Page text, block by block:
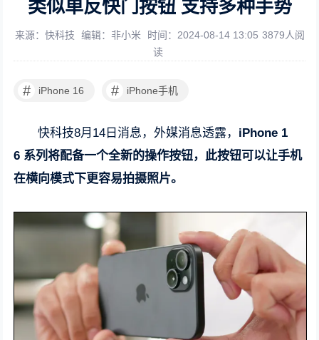
类似单反快门按钮 支持多种手势
来源：快科技 编辑：非小米 时间：2024-08-14 13:05 3879人阅
读
# iPhone 16 # iPhone手机
快科技8月14日消息，外媒消息透露， iPhone 1
6 系列将配备一个全新的操作按钮，此按钮可以让手机
在横向模式下更容易拍摄照片。